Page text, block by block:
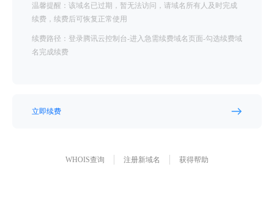
温馨提醒：该域名已过期，暂无法访问，请域名所有人及时完成
续费，续费后可恢复正常使用
续费路径：登录腾讯云控制台-进入急需续费域名页面-勾选续费域
名完成续费
立即续费
WHOIS查询 注册新域名 获得帮助